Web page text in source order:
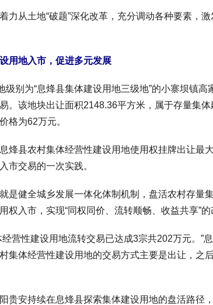
从土地“破题”深化改革，充分调动各种要素，激
用地入市，促进多元发展
为“息烽县集体建设用地三级地”的小寨坝镇高
。该地块出让面积2148.36平方米，属于存量集
格为62万元。
县农村集体经营性建设用地使用权挂牌出让最
市交易的一次实践。
健全城乡发展一体化体制机制，盘活农村存量
权入市，实现“同权同价、流转顺畅、收益共享”
性建设用地流转交易已达成3宗共202万元。”
集体经营性建设用地的交易方式主要是出让，之
安持续在息烽县探索集体建设用地的盘活路径